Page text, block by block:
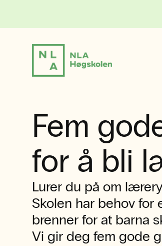
Fem
for å bli
Lurer du på om
Skolen har behov for
brenner for at barna
Vi gir deg fem gode